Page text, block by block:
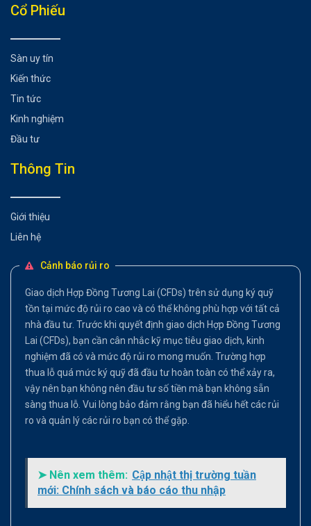
Cổ Phiếu
Sàn uy tín
Kiến thức
Tin tức
Kinh nghiệm
Đầu tư
Thông Tin
Giới thiệu
Liên hệ
Cảnh báo rủi ro
Giao dịch Hợp Đồng Tương Lai (CFDs) trên sử dụng ký quỹ
tồn tại mức độ rủi ro cao và có thể không phù hợp với tất cả
nhà đầu tư. Trước khi quyết định giao dịch Hợp Đồng Tương
Lai (CFDs), bạn cần cân nhắc kỹ mục tiêu giao dịch, kinh
nghiệm đã có và mức độ rủi ro mong muốn. Trường hợp
thua lỗ quá mức ký quỹ đã đầu tư hoàn toàn có thể xảy ra,
vậy nên bạn không nên đầu tư số tiền mà bạn không sẵn
sàng thua lỗ. Vui lòng bảo đảm rằng bạn đã hiểu hết các rủi
ro và quản lý các rủi ro bạn có thể gặp.
➤ Nên xem thêm: Cập nhật thị trường tuần
mới: Chính sách và báo cáo thu nhập